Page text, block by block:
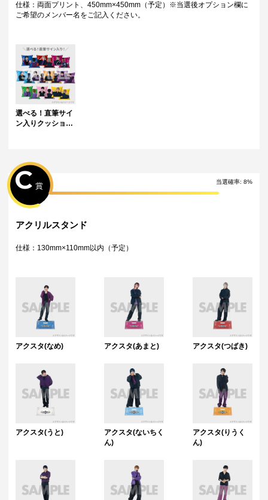
・配送手数料として初回と初回以降10回ごとに+660coinが消費されま
す。
配送について
・サイン入り景品とサインなし景品は別配送となる場合がございます。
・製作状況や天候状況により予定を前後した配送となる場合がございま
す。
・海外への配送は対応致しておりません。
特典について
・多連特典をご希望の場合、「くじ引き内容の選択」にてご希望の景品
・Wチャンス賞の抽選方式および利用方法はくじページ下部の「Wチャン
ス賞」の欄にて詳細をご確認いただけます。
仕様：両面プリント、450mm×450mm（予定）※当選後オプション欄に
ご希望のメンバー名をご記入ください。
選べる！直筆サイ
ン入りクッション
当選確率: 8%
C 賞
アクリルスタンド
仕様：130mm×110mm以内（予定）
アクスタ(なめ) アクスタ(あまと) アクスタ(つばき)
アクスタ(うと)
アクスタ(ないちく
ん)
アクスタ(りうく
ん)